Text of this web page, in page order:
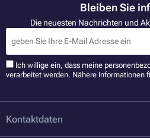
Bleiben Sie
Die neuesten Nachrichten und
Ich willige ein, dass meine
verarbeitet werden. Nähere Informationen
Kontaktdaten